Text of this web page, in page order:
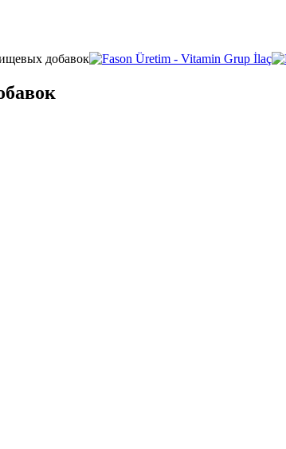
добавок